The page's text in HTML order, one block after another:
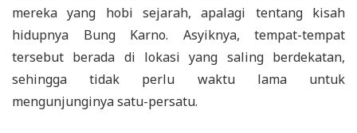
mereka yang hobi sejarah, apalagi tentang kisah
hidupnya Bung Karno. Asyiknya, tempat-tempat
tersebut berada di lokasi yang saling berdekatan,
sehingga tidak perlu waktu lama untuk
mengunjunginya satu-persatu.